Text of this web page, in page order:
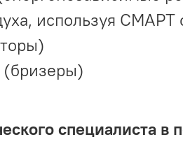
используя СМАРТ
(бризеры)
специалиста в